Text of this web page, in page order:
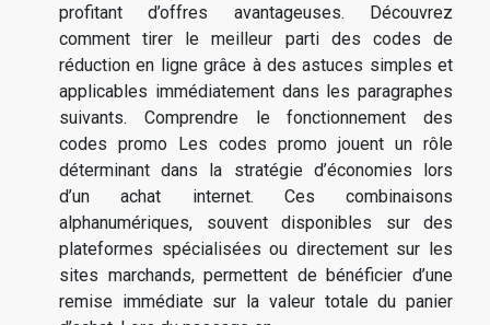
profitant d’offres avantageuses. Découvrez
comment tirer le meilleur parti des codes de
réduction en ligne grâce à des astuces simples et
applicables immédiatement dans les paragraphes
suivants. Comprendre le fonctionnement des
codes promo Les codes promo jouent un rôle
déterminant dans la stratégie d’économies lors
d’un achat internet. Ces combinaisons
alphanumériques, souvent disponibles sur des
plateformes spécialisées ou directement sur les
sites marchands, permettent de bénéficier d’une
remise immédiate sur la valeur totale du panier